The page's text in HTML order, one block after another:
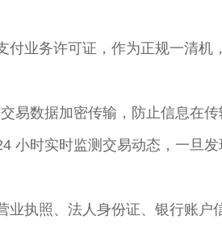
付业务许可证，作为正规一清
易数据加密传输，防止信息在
小时实时监测交易动态，一旦
业执照、法人身份证、银行账